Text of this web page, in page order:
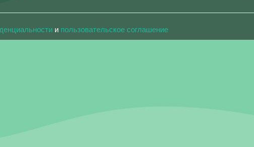
и пользовательское соглашение